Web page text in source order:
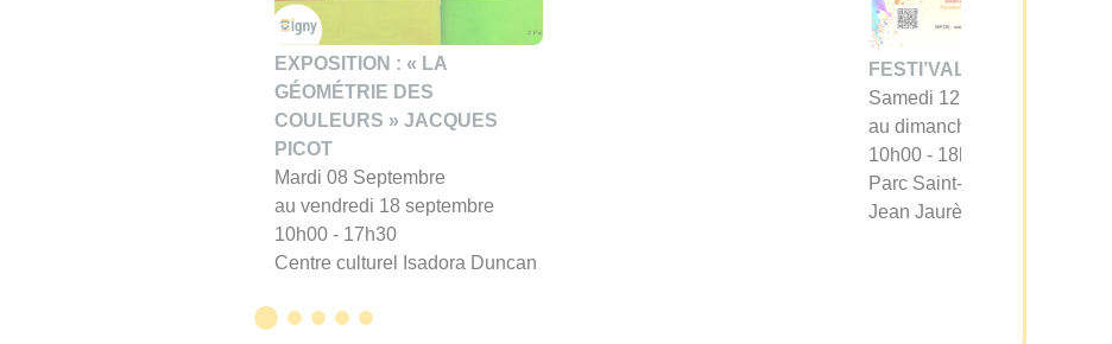
EXPOSITION : « LA
GÉOMÉTRIE DES
COULEURS » JACQUES
PICOT
Mardi 08 Septembre
au vendredi 18 septembre
10h00 - 17h30
Centre culturel Isadora Duncan
FESTI’VALLÉE
Samedi 12 Septembre
au dimanche 13 septembre
10h00 - 18h30
Parc Saint-Nicolas, avenue
Jean Jaurès